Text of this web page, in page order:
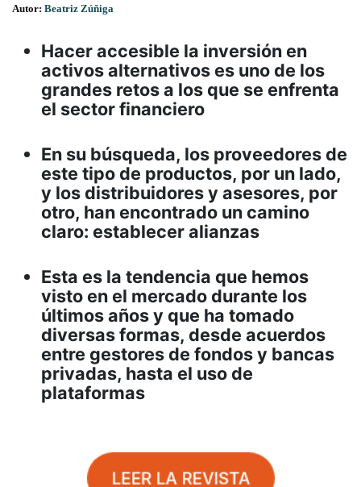
Autor: Beatriz Zúñiga
Hacer accesible la inversión en
activos alternativos es uno de los
grandes retos a los que se enfrenta
el sector financiero
En su búsqueda, los proveedores de
este tipo de productos, por un lado,
y los distribuidores y asesores, por
otro, han encontrado un camino
claro: establecer alianzas
Esta es la tendencia que hemos
visto en el mercado durante los
últimos años y que ha tomado
diversas formas, desde acuerdos
entre gestores de fondos y bancas
privadas, hasta el uso de
plataformas